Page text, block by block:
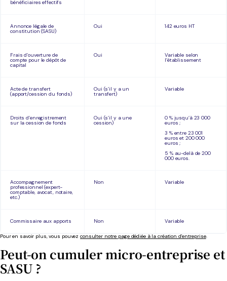
bénéficiaires effectifs
Annonce légale de
constitution (SASU)
Oui 142 euros HT
Frais d’ouverture de
compte pour le dépôt de
capital
Oui Variable selon
l’établissement
Acte de transfert
(apport/cession du fonds)
Oui (s’il y a un
transfert)
Variable
Droits d’enregistrement
sur la cession de fonds
Oui (s’il y a une
cession)
0 % jusqu’à 23 000
euros ;
3 % entre 23 001
euros et 200 000
euros ;
5 % au-delà de 200
000 euros.
Accompagnement
professionnel (expert-
comptable, avocat, notaire,
etc.)
Non Variable
Commissaire aux apports Non Variable
Pour en savoir plus, vous pouvezconsulter notre page dédiée à la création d'entreprise.
Peut-on cumuler micro-entreprise et
SASU ?